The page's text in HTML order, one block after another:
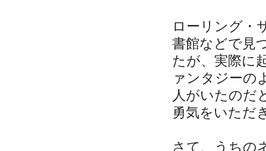
ローリング・
書館などで見
たが、実際に
ァンタジーの
人がいたのだ
勇気をいただ
さて、うちの